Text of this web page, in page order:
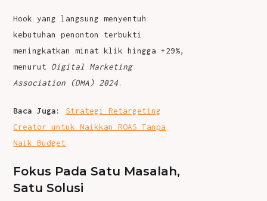
Hook yang langsung menyentuh
kebutuhan penonton terbukti
meningkatkan minat klik hingga +29%,
menurut Digital Marketing
Association (DMA) 2024.
Baca Juga:
Strategi Retargeting
Creator untuk Naikkan ROAS Tanpa
Naik Budget
Fokus Pada Satu Masalah,
Satu Solusi